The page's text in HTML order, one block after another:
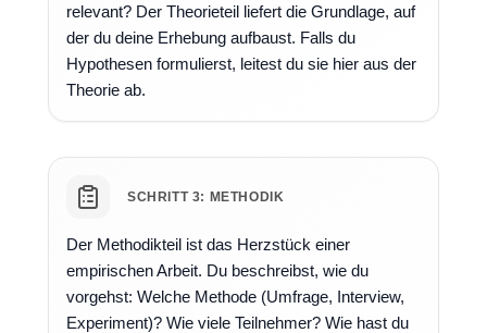
relevant? Der Theorieteil liefert die Grundlage, auf
der du deine Erhebung aufbaust. Falls du
Hypothesen formulierst, leitest du sie hier aus der
Theorie ab.
SCHRITT 3: METHODIK
Der Methodikteil ist das Herzstück einer
empirischen Arbeit. Du beschreibst, wie du
vorgehst: Welche Methode (Umfrage, Interview,
Experiment)? Wie viele Teilnehmer? Wie hast du